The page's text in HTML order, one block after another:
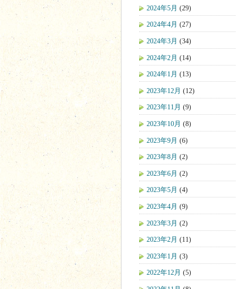
2024年5月 (29)
2024年4月 (27)
2024年3月 (34)
2024年2月 (14)
2024年1月 (13)
2023年12月 (12)
2023年11月 (9)
2023年10月 (8)
2023年9月 (6)
2023年8月 (2)
2023年6月 (2)
2023年5月 (4)
2023年4月 (9)
2023年3月 (2)
2023年2月 (11)
2023年1月 (3)
2022年12月 (5)